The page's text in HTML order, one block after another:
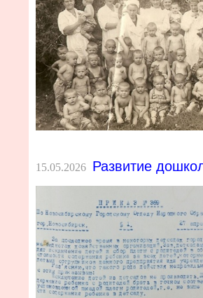
15.05.2026 Развитие